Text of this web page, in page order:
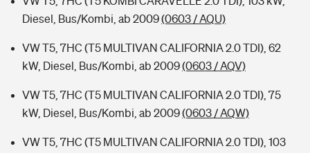
Diesel, Bus/Kombi, ab 2009(0603 / AQU)
VW T5, 7HC (T5 MULTIVAN CALIFORNIA 2.0 TDI), 62
kW, Diesel, Bus/Kombi, ab 2009(0603 / AQV)
VW T5, 7HC (T5 MULTIVAN CALIFORNIA 2.0 TDI), 75
kW, Diesel, Bus/Kombi, ab 2009(0603 / AQW)
VW T5, 7HC (T5 MULTIVAN CALIFORNIA 2.0 TDI), 103